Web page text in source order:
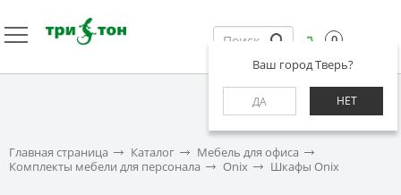
Ваш город Тверь?
ДА НЕТ
0
Главная страница Каталог
Мебель для офиса
Комплекты мебели для персонала
Onix Шкафы Onix